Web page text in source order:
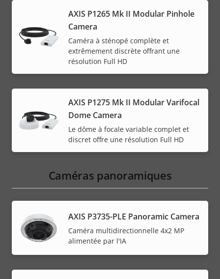
AXIS P1265 Mk II Modular Pinhole
Camera
Caméra à sténopé complète et
extrêmement discrète offrant une
résolution Full HD
AXIS P1275 Mk II Modular Varifocal
Dome Camera
Le dôme à focale variable complet et
discret offre une résolution Full HD
Caméras panoramiques
AXIS P3735-PLE Panoramic Camera
Caméra multidirectionnelle 4x2 MP
alimentée par l'IA